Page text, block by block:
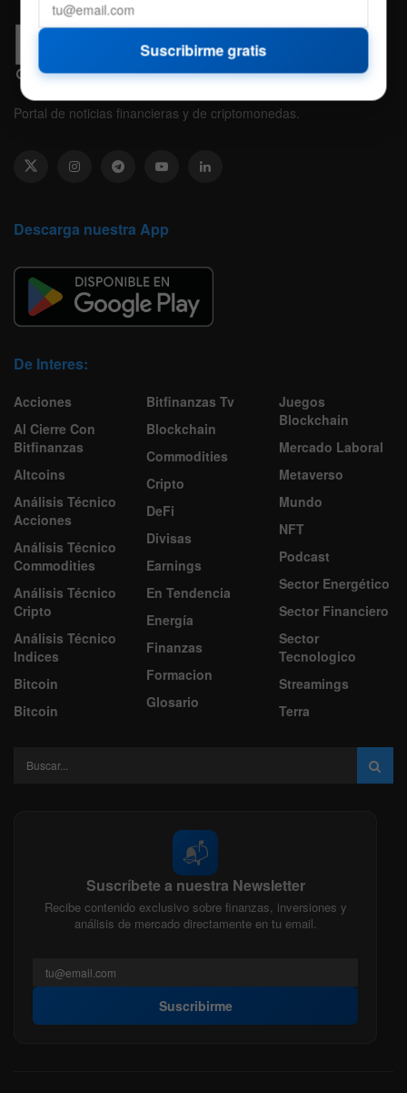
Portal de noticias financieras y de criptomonedas.
Descarga nuestra App
De Interes:
Acciones
Al Cierre Con
Bitfinanzas
Altcoins
Análisis Técnico
Acciones
Análisis Técnico
Commodities
Análisis Técnico
Cripto
Análisis Técnico
Indices
Bitcoin
Bitcoin
Bitfinanzas Tv
Blockchain
Commodities
Cripto
DeFi
Divisas
Earnings
En Tendencia
Energía
Finanzas
Formacion
Glosario
Juegos
Blockchain
Mercado Laboral
Metaverso
Mundo
NFT
Podcast
Sector Energético
Sector Financiero
Sector
Tecnologico
Streamings
Terra
📬
Suscríbete a nuestra Newsletter
Recibe contenido exclusivo sobre finanzas, inversiones y
análisis de mercado directamente en tu email.
Suscribirme
Suscribirme gratis